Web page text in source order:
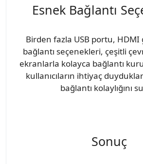
Esnek Bağlantı
Birden fazla USB portu, HDMI
bağlantı seçenekleri, çeşitli
ekranlarla kolayca bağlantı
kullanıcıların ihtiyaç
bağlantı kolaylığını
Sonuç